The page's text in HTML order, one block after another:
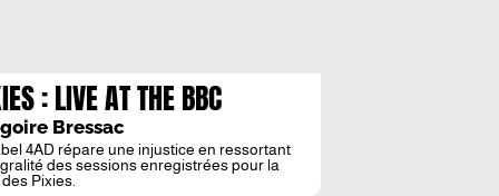
: LIVE AT THE BBC
Bressac
4AD répare une injustice en ressortant
des sessions enregistrées pour la
Pixies.